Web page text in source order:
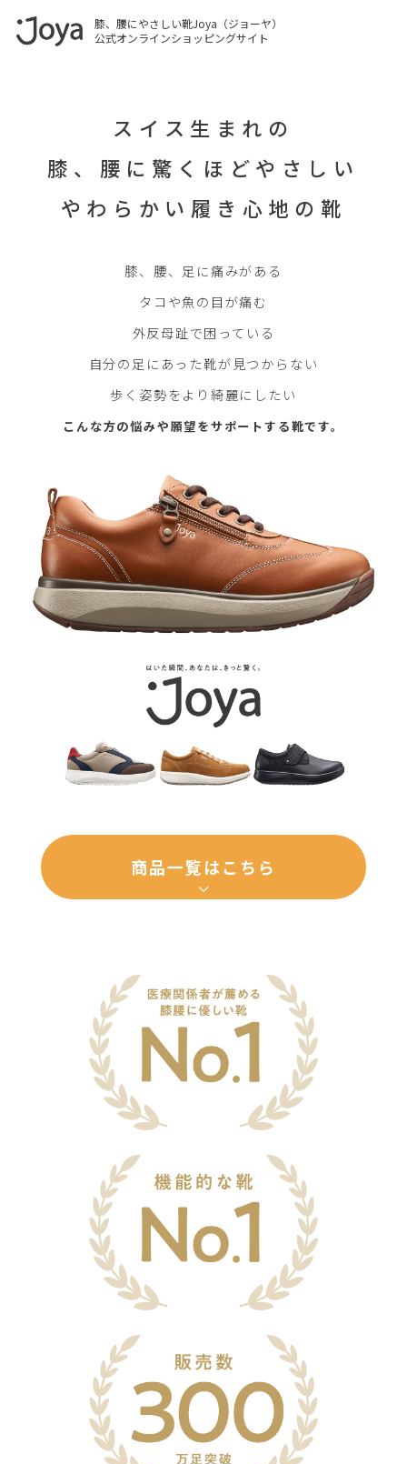
膝、腰にやさしい靴Joya（ジョーヤ）
公式オンラインショッピングサイト
スイス生まれの
膝、腰に驚くほどやさしい
やわらかい履き心地の靴
膝、腰、足に痛みがある
タコや魚の目が痛む
外反母趾で困っている
自分の足にあった靴が見つからない
歩く姿勢をより綺麗にしたい
こんな方の悩みや願望をサポートする靴です。
商品一覧はこちら